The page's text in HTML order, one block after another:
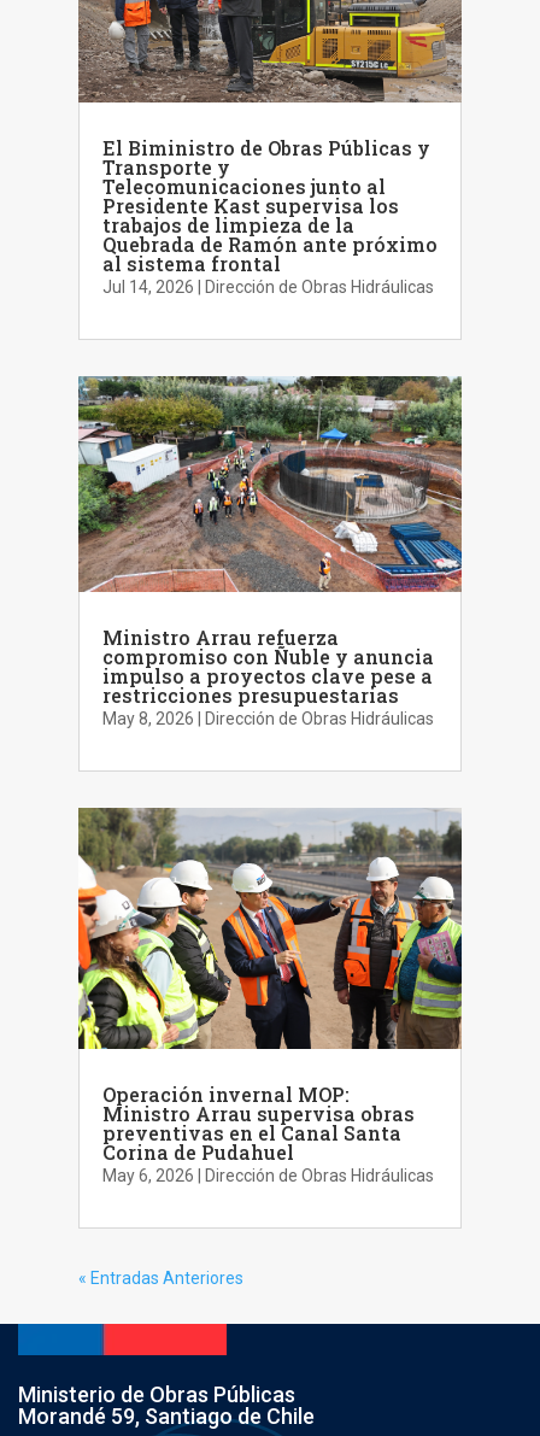
El Biministro de Obras Públicas y
Transporte y
Telecomunicaciones junto al
Presidente Kast supervisa los
trabajos de limpieza de la
Quebrada de Ramón ante próximo
al sistema frontal
Jul 14, 2026 Dirección de Obras Hidráulicas
Ministro Arrau refuerza
compromiso con Ñuble y anuncia
impulso a proyectos clave pese a
restricciones presupuestarias
May 8, 2026 Dirección de Obras Hidráulicas
Operación invernal MOP:
Ministro Arrau supervisa obras
preventivas en el Canal Santa
Corina de Pudahuel
May 6, 2026 Dirección de Obras Hidráulicas
« Entradas Anteriores
Ministerio de Obras Públicas
Morandé 59, Santiago de Chile